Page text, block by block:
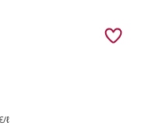
ℓ